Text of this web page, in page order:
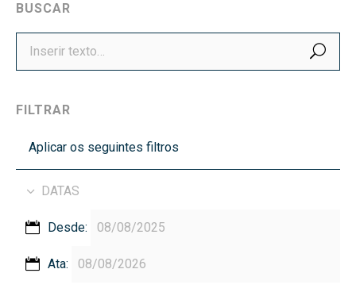
BUSCAR
FILTRAR
Aplicar os seguintes filtros
DATAS
Desde:
Ata: